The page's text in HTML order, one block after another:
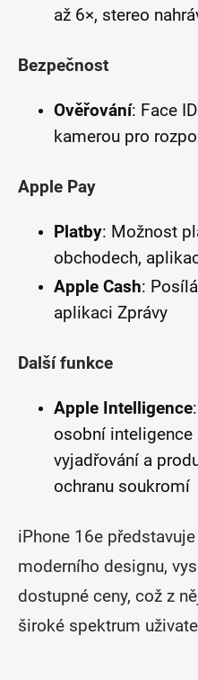
až 6×, stereo
Bezpečnost
Ověřování: Face
kamerou pro
Apple Pay
Platby: Možnost
obchodech,
Apple Cash:
aplikaci Zprávy
Další funkce
Apple Intelligence
osobní inteligence
vyjadřování a
ochranu soukromí
iPhone 16e
moderního designu,
dostupné ceny, což z
široké spektrum